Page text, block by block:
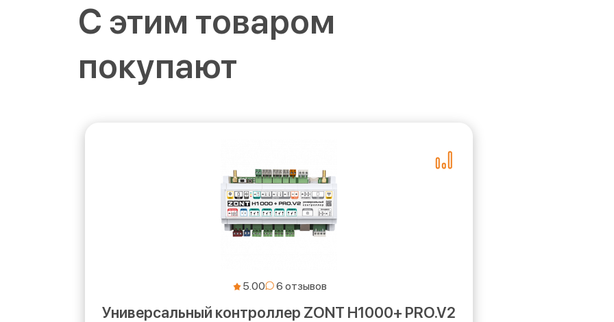
С этим товаром
покупают
5.00
Универсальный контроллер ZONT H1000+ PRO.V2